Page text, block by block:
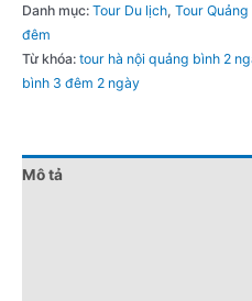
Danh mục: Tour Du lịch, Tour Quảng
đêm
Từ khóa: tour hà nội quảng bình 2
bình 3 đêm 2 ngày
Mô tả